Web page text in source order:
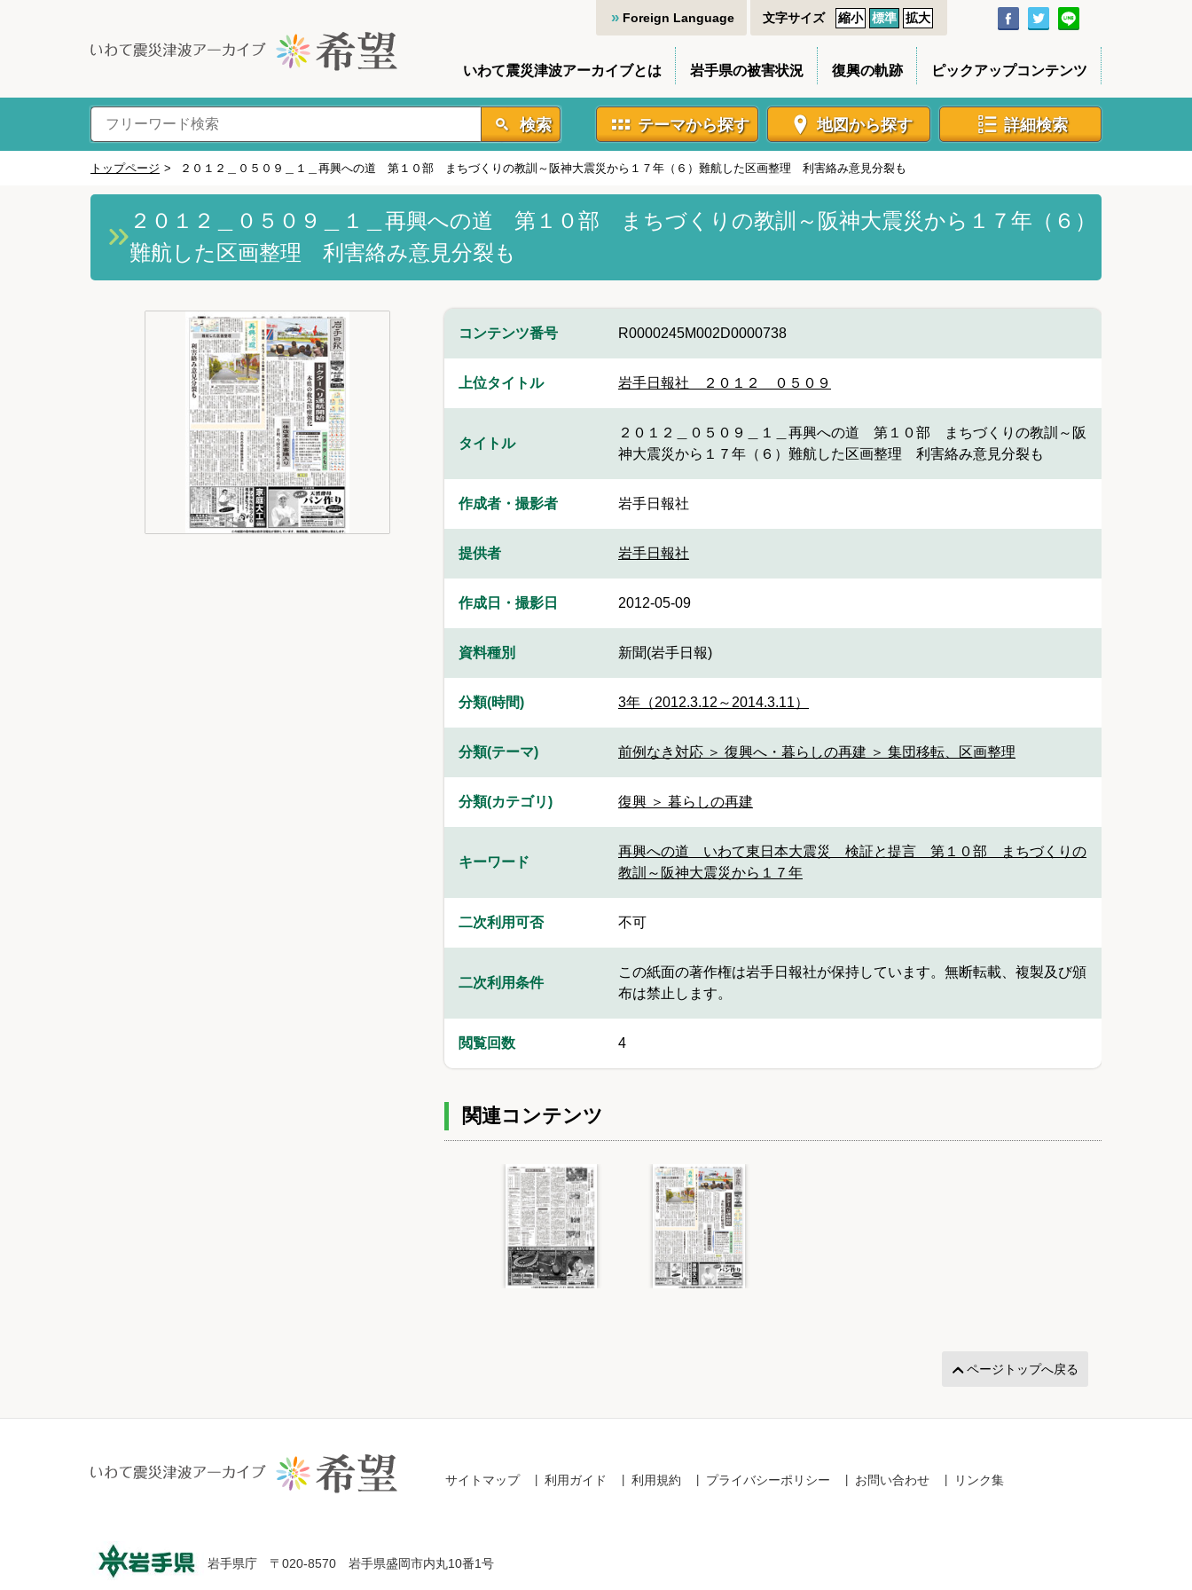
Foreign Language 文字サイズ 縮小 標準 拡大
いわて震災津波アーカイブとは 岩手県の被害状況 復興の軌跡 ピックアップコンテンツ
検索 テーマから探す 地図から探す 詳細検索
トップページ > ２０１２＿０５０９＿１＿再興への道 第１０部 まちづくりの教訓～阪神大震災から１７年（６）難航した区画整理 利害絡み意見分裂も
２０１２＿０５０９＿１＿再興への道 第１０部 まちづくりの教訓～阪神大震災から１７年（６）
難航した区画整理 利害絡み意見分裂も
コンテンツ番号 R0000245M002D0000738
上位タイトル 岩手日報社＿２０１２＿０５０９
タイトル
２０１２＿０５０９＿１＿再興への道 第１０部 まちづくりの教訓～阪
神大震災から１７年（６）難航した区画整理 利害絡み意見分裂も
作成者・撮影者 岩手日報社
提供者 岩手日報社
作成日・撮影日 2012-05-09
資料種別 新聞(岩手日報)
分類(時間) 3年（2012.3.12～2014.3.11）
分類(テーマ) 前例なき対応 ＞ 復興へ・暮らしの再建 ＞ 集団移転、区画整理
分類(カテゴリ) 復興 ＞ 暮らしの再建
キーワード
再興への道 いわて東日本大震災 検証と提言 第１０部 まちづくりの
教訓～阪神大震災から１７年
二次利用可否 不可
二次利用条件
この紙面の著作権は岩手日報社が保持しています。無断転載、複製及び頒
布は禁止します。
閲覧回数 4
関連コンテンツ
ページトップへ戻る
サイトマップ 利用ガイド 利用規約 プライバシーポリシー お問い合わせ リンク集
岩手県庁 〒020-8570 岩手県盛岡市内丸10番1号